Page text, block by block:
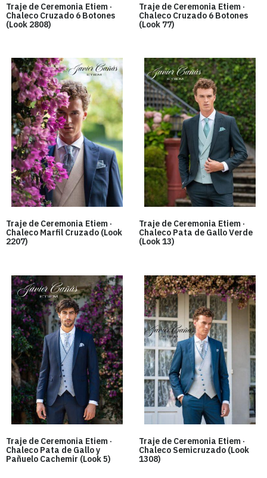
Traje de Ceremonia Etiem ·
Chaleco Cruzado 6 Botones
(Look 2808)
Traje de Ceremonia Etiem ·
Chaleco Cruzado 6 Botones
(Look 77)
Traje de Ceremonia Etiem ·
Chaleco Marfil Cruzado (Look
2207)
Traje de Ceremonia Etiem ·
Chaleco Pata de Gallo Verde
(Look 13)
Traje de Ceremonia Etiem ·
Chaleco Pata de Gallo y
Pañuelo Cachemir (Look 5)
Traje de Ceremonia Etiem ·
Chaleco Semicruzado (Look
1308)